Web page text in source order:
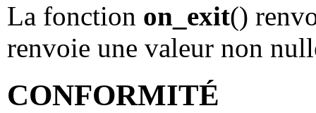
La fonction on_exit()
renvoie une valeur non
CONFORMITÉ